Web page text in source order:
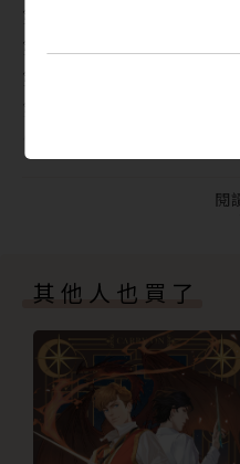
歌詞作品有侯孝賢《戲夢
《畫眉》《往事如影．冬
鎖》、鳳飛飛專輯《驛站
《點亮霓虹燈》、蔡秋鳳
章新詩獎、中國文藝協會
度詩獎、榮後台灣詩人獎
第二名 一甲子佮(kat) 媽
第三名 2016白沙屯媽祖
第三名 回鑾的那一天│唐
優等 候鳥的季節│歐靜
優等 弟弟是媽祖賜給我
優等 有一種信仰叫媽祖
優等 喚．初衷│史凱樂
佳作 光影瞬間│張欣芸
佳作 媽祖行腳錄│朱碧霞
佳作 我，媽祖，臺灣│
閱
其他人也買了